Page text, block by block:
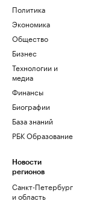
Политика
Экономика
Общество
Бизнес
Технологии и
медиа
Финансы
Биографии
База знаний
РБК Образование
Новости
регионов
Санкт-Петербург
и область